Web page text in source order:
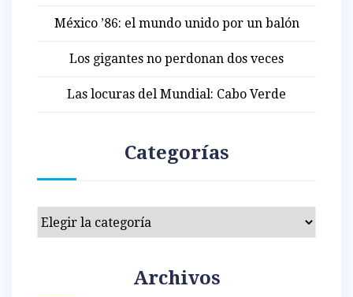
México ’86: el mundo unido por un balón
Los gigantes no perdonan dos veces
Las locuras del Mundial: Cabo Verde
Categorías
Categorías
Archivos